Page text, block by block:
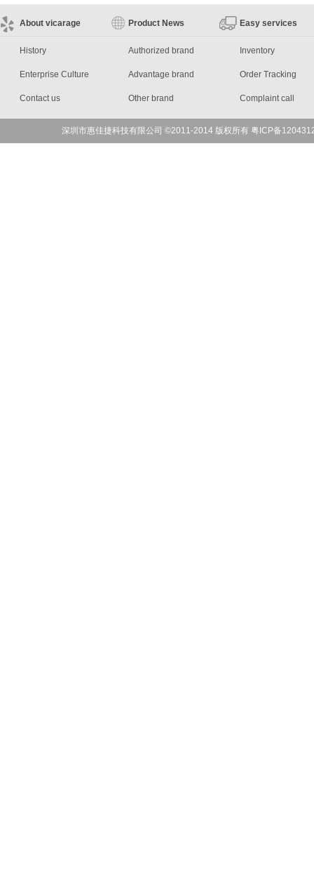
About vicarage
History
Enterprise Culture
Contact us
Product News
Authorized brand
Advantage brand
Other brand
Easy services
Inventory
Order Tracking
Complaint call
深圳市惠佳捷科技有限公司 ©2011-2014 版权所有 粤ICP备